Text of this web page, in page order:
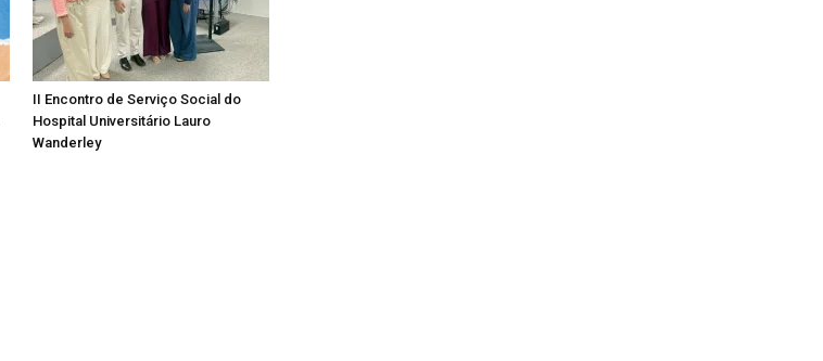
II Encontro de Serviço Social do
Hospital Universitário Lauro
Wanderley